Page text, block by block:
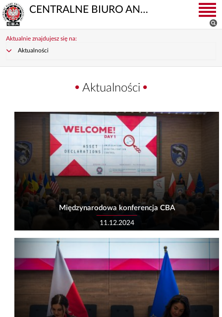
CENTRALNE BIURO ANTYKORUPCYJNE
Aktualnie znajdujesz się na:
Aktualności
Aktualności
Międzynarodowa konferencja CBA
11.12.2024